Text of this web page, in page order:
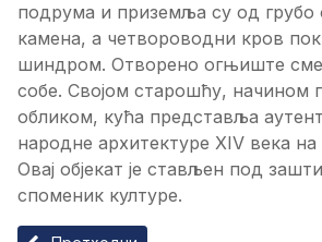
подрума и приземља су од грубо
камена, а четвороводни кров
шиндром. Отворено огњиште
собе. Својом старошћу, начином
обликом, кућа представља
народне архитектуре XIV века
Овај објекат је стављен под
споменик културе.